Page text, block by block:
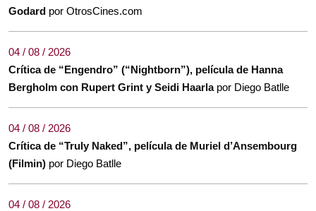
Godard por OtrosCines.com
04 / 08 / 2026
Crítica de “Engendro” (“Nightborn”), película de Hanna
Bergholm con Rupert Grint y Seidi Haarla por Diego Batlle
04 / 08 / 2026
Crítica de “Truly Naked”, película de Muriel d’Ansembourg
(Filmin) por Diego Batlle
04 / 08 / 2026